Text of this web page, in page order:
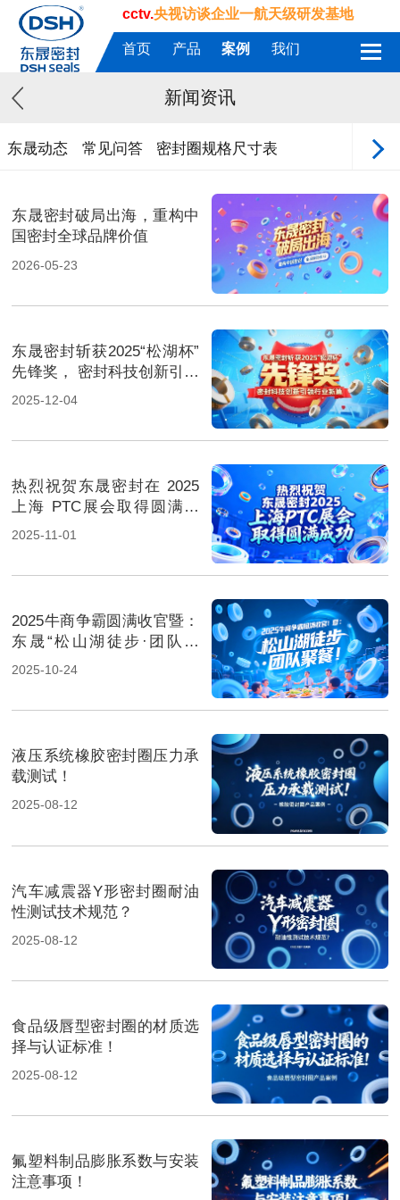
cctv.央视访谈企业一航天级研发基地
首页 产品 案例 我们
新闻资讯
东晟动态 常见问答 密封圈规格尺寸表
东晟密封破局出海，重构中
国密封全球品牌价值
2026-05-23
东晟密封斩获2025“松湖杯”
先锋奖， 密封科技创新引领
行业新篇！
2025-12-04
热烈祝贺东晟密封在 2025
上海 PTC展会取得圆满成
功！
2025-11-01
2025牛商争霸圆满收官暨：
东晟“松山湖徒步·团队聚
餐”！
2025-10-24
液压系统橡胶密封圈压力承
载测试！
2025-08-12
汽车减震器Y形密封圈耐油
性测试技术规范？
2025-08-12
食品级唇型密封圈的材质选
择与认证标准！
2025-08-12
氟塑料制品膨胀系数与安装
注意事项！